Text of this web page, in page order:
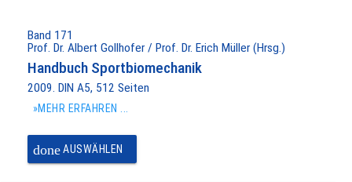
Band 171
Prof. Dr. Albert Gollhofer / Prof. Dr. Erich Müller (Hrsg.)
Handbuch Sportbiomechanik
2009. DIN A5, 512 Seiten
»MEHR ERFAHREN ...
doneAUSWÄHLEN